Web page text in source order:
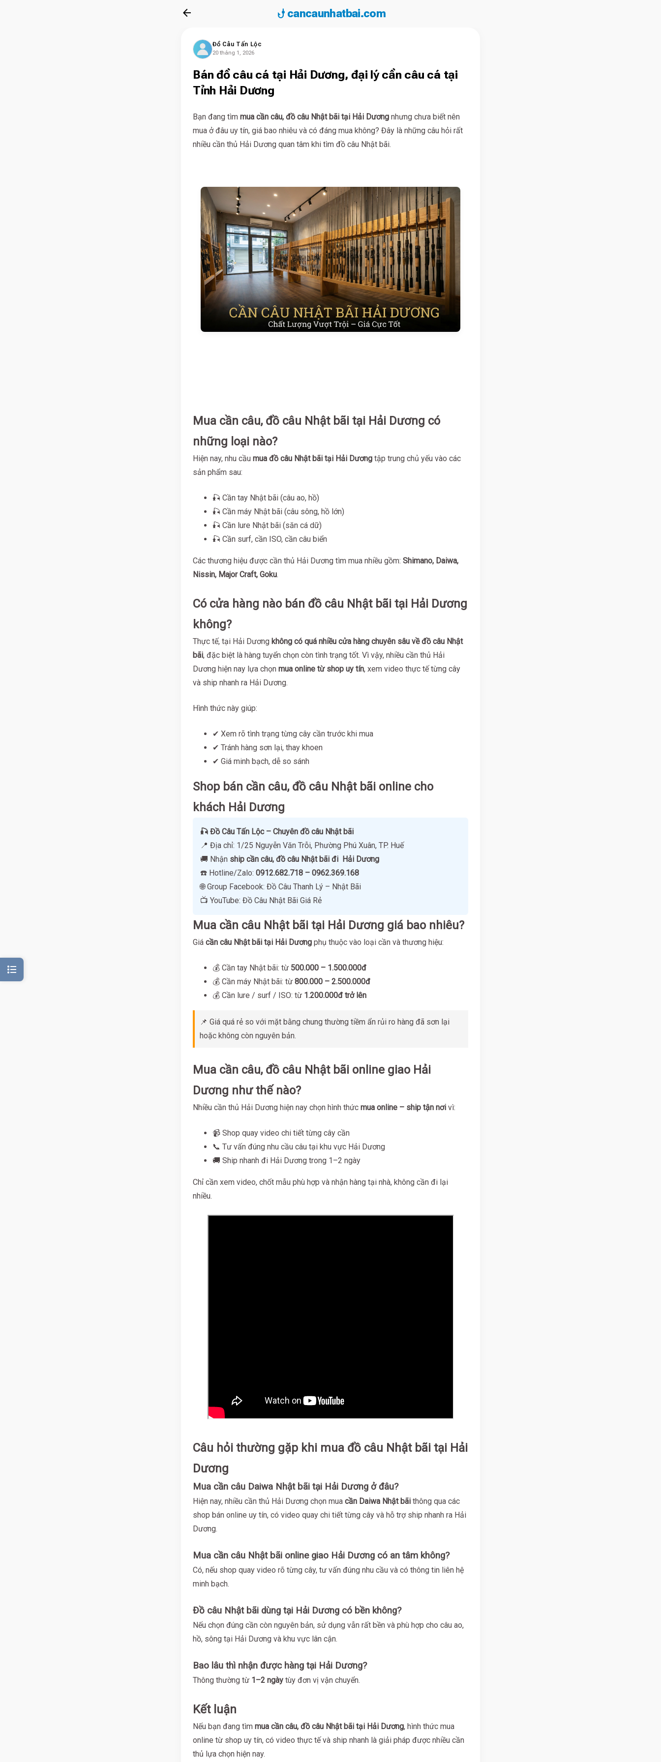
format_list_bulleted
arrow_back phishing cancaunhatbai.com
Đồ Câu Tấn Lộc
20 tháng 1, 2026
Bán đồ câu cá tại Hải Dương, đại lý cần câu cá tại
Tỉnh Hải Dương
Bạn đang tìm mua cần câu, đồ câu Nhật bãi tại Hải Dương nhưng chưa biết nên
mua ở đâu uy tín, giá bao nhiêu và có đáng mua không? Đây là những câu hỏi rất
nhiều cần thủ Hải Dương quan tâm khi tìm đồ câu Nhật bãi.
Mua cần câu, đồ câu Nhật bãi tại Hải Dương có
những loại nào?
Hiện nay, nhu cầu mua đồ câu Nhật bãi tại Hải Dương tập trung chủ yếu vào các
sản phẩm sau:
🎣 Cần tay Nhật bãi (câu ao, hồ)
🎣 Cần máy Nhật bãi (câu sông, hồ lớn)
🎣 Cần lure Nhật bãi (săn cá dữ)
🎣 Cần surf, cần ISO, cần câu biển
Các thương hiệu được cần thủ Hải Dương tìm mua nhiều gồm: Shimano, Daiwa,
Nissin, Major Craft, Goku.
Có cửa hàng nào bán đồ câu Nhật bãi tại Hải Dương
không?
Thực tế, tại Hải Dương không có quá nhiều cửa hàng chuyên sâu về đồ câu Nhật
bãi, đặc biệt là hàng tuyển chọn còn tình trạng tốt. Vì vậy, nhiều cần thủ Hải
Dương hiện nay lựa chọn mua online từ shop uy tín, xem video thực tế từng cây
và ship nhanh ra Hải Dương.
Hình thức này giúp:
✔ Xem rõ tình trạng từng cây cần trước khi mua
✔ Tránh hàng sơn lại, thay khoen
✔ Giá minh bạch, dễ so sánh
Shop bán cần câu, đồ câu Nhật bãi online cho
khách Hải Dương
🎣 Đồ Câu Tấn Lộc – Chuyên đồ câu Nhật bãi
📍 Địa chỉ: 1/25 Nguyễn Văn Trỗi, Phường Phú Xuân, TP. Huế
🚚 Nhận ship cần câu, đồ câu Nhật bãi đi Hải Dương
☎️ Hotline/Zalo: 0912.682.718 – 0962.369.168
🌐 Group Facebook: Đồ Câu Thanh Lý – Nhật Bãi
📺 YouTube: Đồ Câu Nhật Bãi Giá Rẻ
Mua cần câu Nhật bãi tại Hải Dương giá bao nhiêu?
Giá cần câu Nhật bãi tại Hải Dương phụ thuộc vào loại cần và thương hiệu:
💰 Cần tay Nhật bãi: từ 500.000 – 1.500.000đ
💰 Cần máy Nhật bãi: từ 800.000 – 2.500.000đ
💰 Cần lure / surf / ISO: từ 1.200.000đ trở lên
📌 Giá quá rẻ so với mặt bằng chung thường tiềm ẩn rủi ro hàng đã sơn lại
hoặc không còn nguyên bản.
Mua cần câu, đồ câu Nhật bãi online giao Hải
Dương như thế nào?
Nhiều cần thủ Hải Dương hiện nay chọn hình thức mua online – ship tận nơi vì:
📹 Shop quay video chi tiết từng cây cần
📞 Tư vấn đúng nhu cầu câu tại khu vực Hải Dương
🚚 Ship nhanh đi Hải Dương trong 1–2 ngày
Chỉ cần xem video, chốt mẫu phù hợp và nhận hàng tại nhà, không cần đi lại
nhiều.
Câu hỏi thường gặp khi mua đồ câu Nhật bãi tại Hải
Dương
Mua cần câu Daiwa Nhật bãi tại Hải Dương ở đâu?
Hiện nay, nhiều cần thủ Hải Dương chọn mua cần Daiwa Nhật bãi thông qua các
shop bán online uy tín, có video quay chi tiết từng cây và hỗ trợ ship nhanh ra Hải
Dương.
Mua cần câu Nhật bãi online giao Hải Dương có an tâm không?
Có, nếu shop quay video rõ từng cây, tư vấn đúng nhu cầu và có thông tin liên hệ
minh bạch.
Đồ câu Nhật bãi dùng tại Hải Dương có bền không?
Nếu chọn đúng cần còn nguyên bản, sử dụng vẫn rất bền và phù hợp cho câu ao,
hồ, sông tại Hải Dương và khu vực lân cận.
Bao lâu thì nhận được hàng tại Hải Dương?
Thông thường từ 1–2 ngày tùy đơn vị vận chuyển.
Kết luận
Nếu bạn đang tìm mua cần câu, đồ câu Nhật bãi tại Hải Dương, hình thức mua
online từ shop uy tín, có video thực tế và ship nhanh là giải pháp được nhiều cần
thủ lựa chọn hiện nay.